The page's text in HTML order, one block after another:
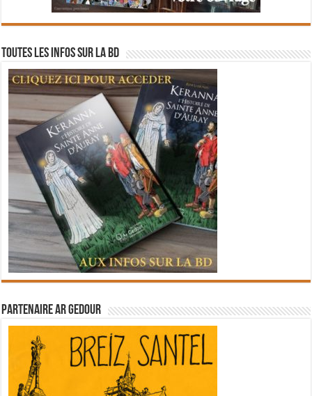
Toutes les infos sur la BD
Partenaire Ar Gedour